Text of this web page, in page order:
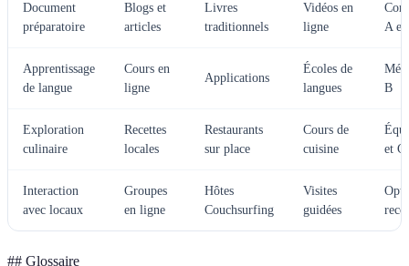
Document
préparatoire
Blogs et
articles
Livres
traditionnels
Vidéos en
ligne
A et
Apprentissage
de langue
Cours en
ligne
Applications
Écoles de
langues
B
Exploration
culinaire
Recettes
locales
Restaurants
sur place
Cours de
cuisine
et C
Interaction
avec locaux
Groupes
en ligne
Hôtes
Couchsurfing
Visites
guidées
## Glossaire